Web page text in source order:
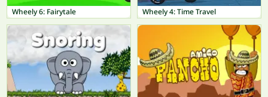
Wheely 6: Fairytale Wheely 4: Time Travel